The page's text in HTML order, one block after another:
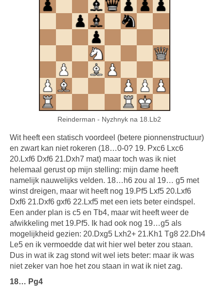
Reinderman - Nyzhnyk na 18.Lb2
Wit heeft een statisch voordeel (betere pionnenstructuur)
en zwart kan niet rokeren (18…0-0? 19. Pxc6 Lxc6
20.Lxf6 Dxf6 21.Dxh7 mat) maar toch was ik niet
helemaal gerust op mijn stelling: mijn dame heeft
namelijk nauwelijks velden. 18…h6 zou al 19… g5 met
winst dreigen, maar wit heeft nog 19.Pf5 Lxf5 20.Lxf6
Dxf6 21.Dxf6 gxf6 22.Lxf5 met een iets beter eindspel.
Een ander plan is c5 en Tb4, maar wit heeft weer de
afwikkeling met 19.Pf5. Ik had ook nog 19…g5 als
mogelijkheid gezien: 20.Dxg5 Lxh2+ 21.Kh1 Tg8 22.Dh4
Le5 en ik vermoedde dat wit hier wel beter zou staan.
Dus in wat ik zag stond wit wel iets beter: maar ik was
niet zeker van hoe het zou staan in wat ik niet zag.
18… Pg4